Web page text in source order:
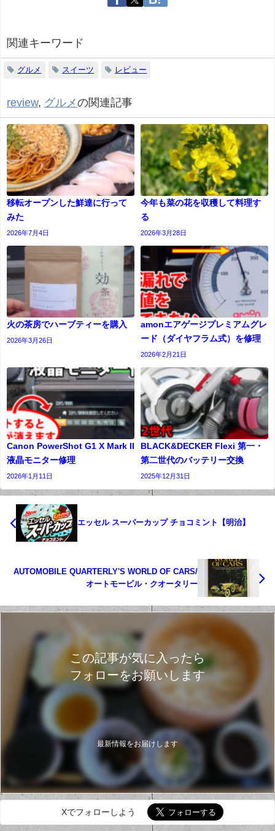
関連キーワード
グルメ スイーツ レビュー
review, グルメの関連記事
移転オープンした鮮達に行って
みた
2026年7月4日
今年も菜の花を収穫して料理す
る
2026年3月28日
火の茶房でハーブティーを購入
2026年3月26日
amonエアゲージプレミアムグレ
ード（ダイヤフラム式）を修理
2026年2月21日
Canon PowerShot G1 X Mark II
液晶モニター修理
2026年1月11日
BLACK&DECKER Flexi 第一・
第二世代のバッテリー交換
2025年12月31日
エッセル スーパーカップ チョコミント【明治】
AUTOMOBILE QUARTERLY'S WORLD OF CARS/
オートモービル・クオータリー
この記事が気に入ったら
フォローをお願いします
最新情報をお届けします
Xでフォローしよう